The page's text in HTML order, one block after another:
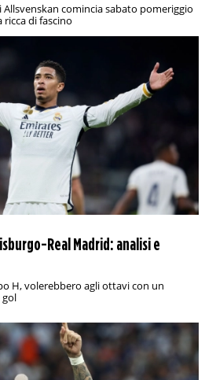
comincia sabato pomeriggio
ricca di fascino
Real Madrid: analisi e
H, volerebbero agli ottavi con un
gol